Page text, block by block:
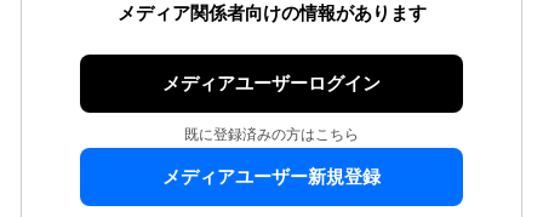
メディア関係者向けの情報があります
メディアユーザーログイン
既に登録済みの方はこちら
メディアユーザー新規登録